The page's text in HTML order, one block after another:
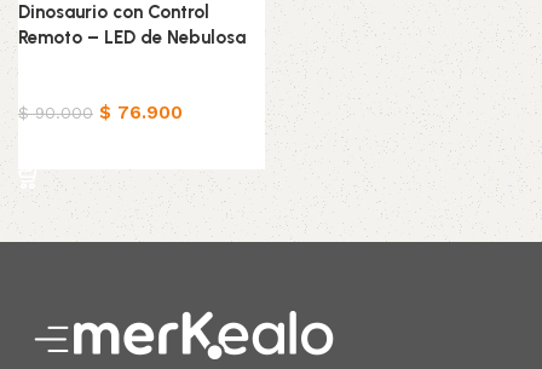
Dinosaurio con Control
Remoto – LED de Nebulosa
$90.000 $ 76.900